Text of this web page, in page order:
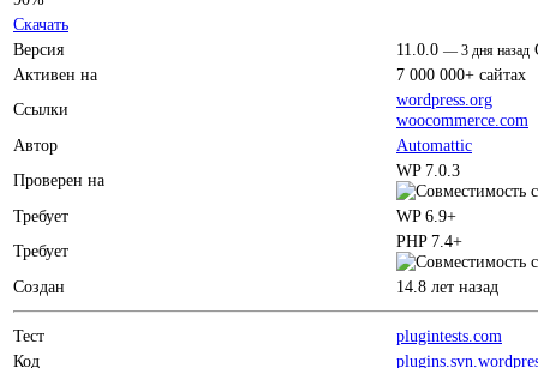
Скачать
Версия
11.0.0 — 3 дня назад
Активен на
7 000 000+ сайтах
Ссылки
wordpress.org
woocommerce.com
Автор
Automattic
Проверен на
WP 7.0.3
Требует
WP 6.9+
Требует
PHP 7.4+
Создан 14.8 лет назад
Тест
plugintests.com
Код